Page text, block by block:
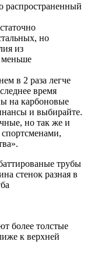
распространенный
но
из
меньше
в 2 раза легче
время
на карбоновые
и выбирайте.
но так же и
трубы
стенок разная в
более толстые
к верхней